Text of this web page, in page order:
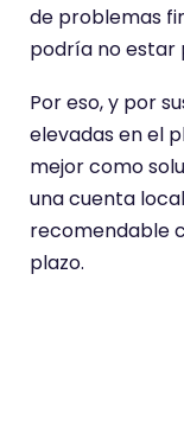
de problemas
podría no estar
Por eso, y por
elevadas en el
mejor como
una cuenta
recomendable
plazo.